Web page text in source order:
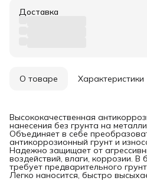
Доставка
О товаре Характеристики
Высококачественная
нанесения без грунта на
Объединяет в себе
антикоррозионный грунт и
Надежно защищает от
воздействий, влаги, коррозии. В
требует предварительного
Легко наносится, быстро